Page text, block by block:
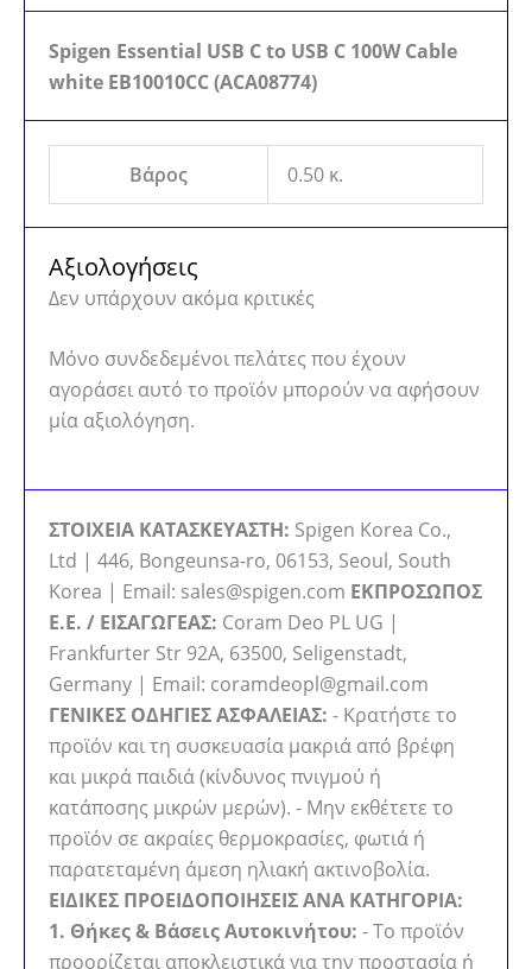
Spigen Essential USB C to USB C 100W Cable
white EB10010CC (ACA08774)
Βάρος 0.50 κ.
Αξιολογήσεις
Δεν υπάρχουν ακόμα κριτικές
Μόνο συνδεδεμένοι πελάτες που έχουν
αγοράσει αυτό το προϊόν μπορούν να αφήσουν
μία αξιολόγηση.
ΣΤΟΙΧΕΙΑ ΚΑΤΑΣΚΕΥΑΣΤΗ: Spigen Korea Co.,
Ltd | 446, Bongeunsa-ro, 06153, Seoul, South
Korea | Email: sales@spigen.com ΕΚΠΡΟΣΩΠΟΣ
Ε.Ε. / ΕΙΣΑΓΩΓΕΑΣ: Coram Deo PL UG |
Frankfurter Str 92A, 63500, Seligenstadt,
Germany | Email: coramdeopl@gmail.com
ΓΕΝΙΚΕΣ ΟΔΗΓΙΕΣ ΑΣΦΑΛΕΙΑΣ: - Κρατήστε το
προϊόν και τη συσκευασία μακριά από βρέφη
και μικρά παιδιά (κίνδυνος πνιγμού ή
κατάποσης μικρών μερών). - Μην εκθέτετε το
προϊόν σε ακραίες θερμοκρασίες, φωτιά ή
παρατεταμένη άμεση ηλιακή ακτινοβολία.
ΕΙΔΙΚΕΣ ΠΡΟΕΙΔΟΠΟΙΗΣΕΙΣ ΑΝΑ ΚΑΤΗΓΟΡΙΑ:
1. Θήκες & Βάσεις Αυτοκινήτου: - Το προϊόν
προορίζεται αποκλειστικά για την προστασία ή